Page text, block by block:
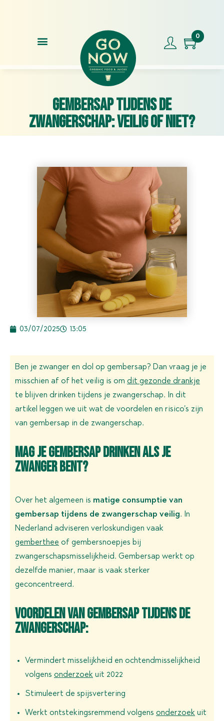
0
Gembersap Tijdens de
Zwangerschap: Veilig of Niet?
03/07/2025 13:05
Ben je zwanger en dol op gembersap? Dan vraag je je
misschien af of het veilig is om dit gezonde drankje
te blijven drinken tijdens je zwangerschap. In dit
artikel leggen we uit wat de voordelen en risico’s zijn
van gembersap in de zwangerschap.
Mag je gembersap drinken als je
zwanger bent?
Over het algemeen is matige consumptie van
gembersap tijdens de zwangerschap veilig. In
Nederland adviseren verloskundigen vaak
gemberthee of gembersnoepjes bij
zwangerschapsmisselijkheid. Gembersap werkt op
dezelfde manier, maar is vaak sterker
geconcentreerd.
Voordelen van gembersap tijdens de
zwangerschap:
Vermindert misselijkheid en ochtendmisselijkheid
volgens onderzoek uit 2022
Stimuleert de spijsvertering
Werkt ontstekingsremmend volgens onderzoek uit